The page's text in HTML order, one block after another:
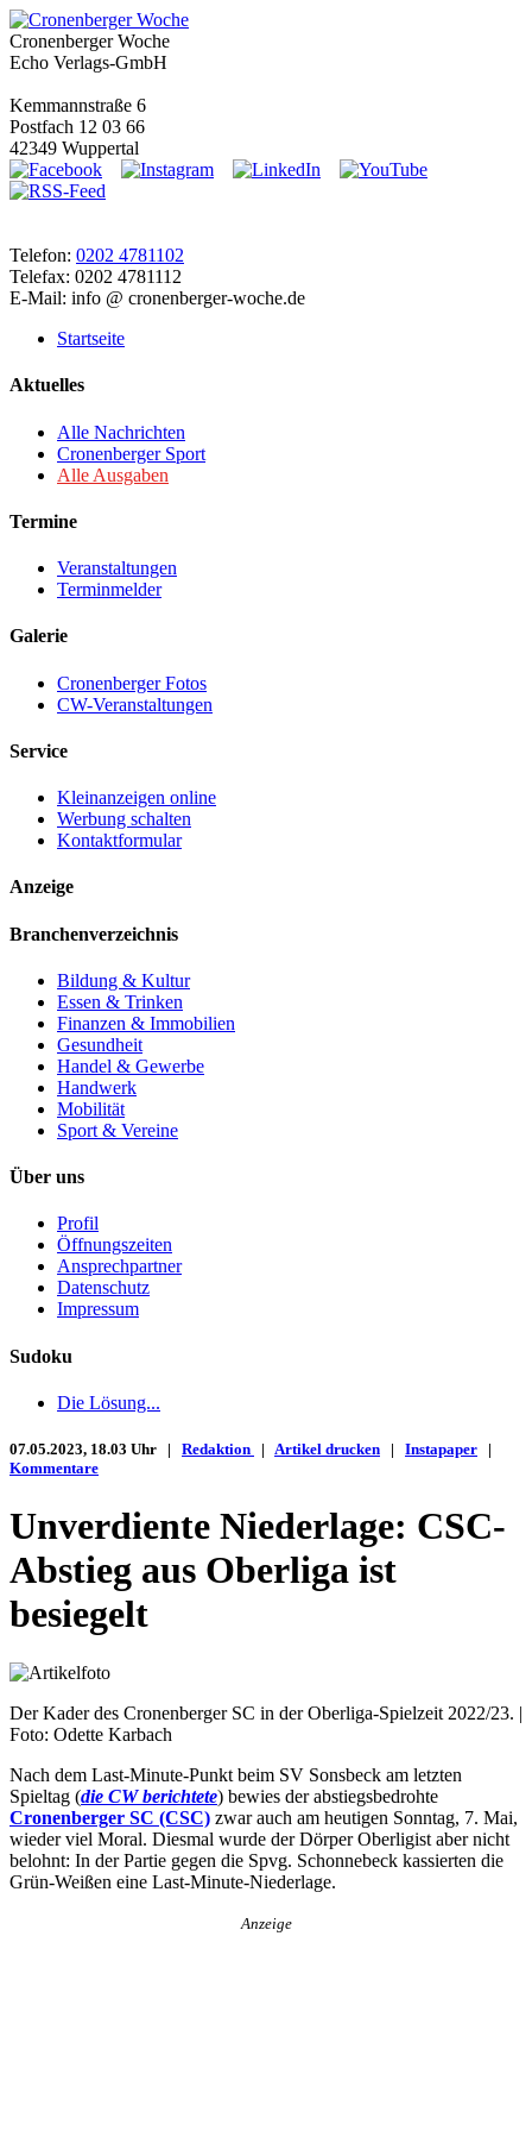
Cronenberger Woche
Echo Verlags-GmbH
Kemmannstraße 6
Postfach 12 03 66
42349 Wuppertal
Telefon: 0202 4781102
Telefax: 0202 4781112
E-Mail: info @ cronenberger-woche.de
Startseite
Aktuelles
Alle Nachrichten
Cronenberger Sport
Alle Ausgaben
Termine
Veranstaltungen
Terminmelder
Galerie
Cronenberger Fotos
CW-Veranstaltungen
Service
Kleinanzeigen online
Werbung schalten
Kontaktformular
Anzeige
Branchenverzeichnis
Bildung & Kultur
Essen & Trinken
Finanzen & Immobilien
Gesundheit
Handel & Gewerbe
Handwerk
Mobilität
Sport & Vereine
Über uns
Profil
Öffnungszeiten
Ansprechpartner
Datenschutz
Impressum
Sudoku
Die Lösung...
07.05.2023, 18.03 Uhr | Redaktion | Artikel drucken | Instapaper |
Kommentare
Unverdiente Niederlage: CSC-
Abstieg aus Oberliga ist
besiegelt
Der Kader des Cronenberger SC in der Oberliga-Spielzeit 2022/23. |
Foto: Odette Karbach
Nach dem Last-Minute-Punkt beim SV Sonsbeck am letzten
Spieltag (die CW berichtete) bewies der abstiegsbedrohte
Cronenberger SC (CSC) zwar auch am heutigen Sonntag, 7. Mai,
wieder viel Moral. Diesmal wurde der Dörper Oberligist aber nicht
belohnt: In der Partie gegen die Spvg. Schonnebeck kassierten die
Grün-Weißen eine Last-Minute-Niederlage.
Anzeige